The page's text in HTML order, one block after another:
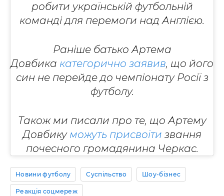
робити українській футбольній
команді для перемоги над Англією.
Раніше батько Артема
Довбика категорично заявив, що його
син не перейде до чемпіонату Росії з
футболу.
Також ми писали про те, що Артему
Довбику можуть присвоїти звання
почесного громадянина Черкас.
Новини футболу Суспільство Шоу-бізнес
Реакція соцмереж